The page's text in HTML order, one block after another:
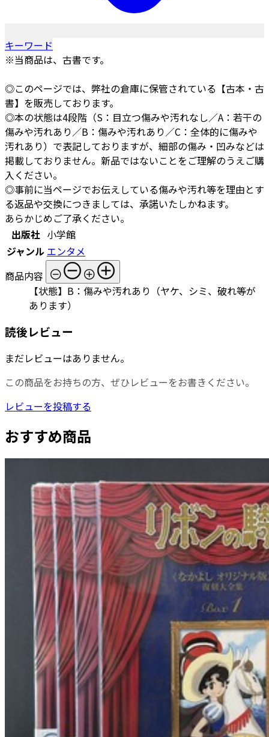
キーワード
※当商品は、古書です。
◎このページでは、弊社の倉庫に保管されている【古本・古
書】を販売しております。
◎本の状態は4段階（S：目立つ傷みや汚れなし／A：若干の
傷みや汚れあり／B：傷みや汚れあり／C：全体的に傷みや
汚れあり）で表記しておりますが、細部の傷み・凹みなどは
掲載しておりません。新品ではないことをご理解のうえご購
入ください。
◎事前に当ページでお伝えしている傷みや汚れ等を理由とす
る返品や交換につきましては、承諾いたしかねます。
あらかじめご了承ください。
出版社 小学館
ジャンル エンタメ
商品内容
【状態】B：傷みや汚れあり（ヤケ、シミ、破れ等が
あります）
読後レビュー
まだレビューはありません。
この商品をお持ちの方、ぜひレビューをお書きください。
レビューを投稿する
おすすめ商品